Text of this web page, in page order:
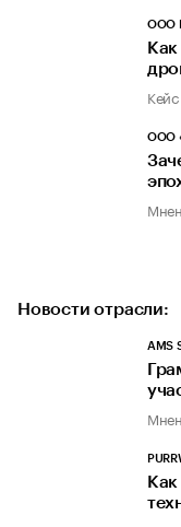
ООО
Кейс
ООО
Новости отрасли:
AMS